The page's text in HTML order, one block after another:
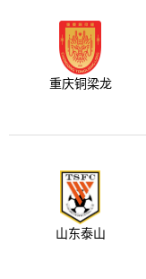
重庆铜梁龙
山东泰山